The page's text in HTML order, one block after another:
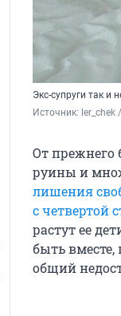
Экс-супруги так и
Источник: ler_chek
От прежнего
руины и
лишения
с четвертой
растут ее
быть
общий